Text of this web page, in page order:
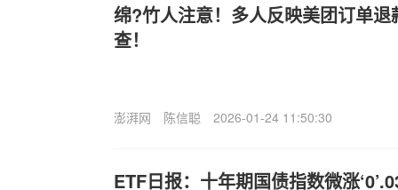
绵?竹人注意！多人反映美团订单
查！
澎湃网 陈信聪 2026-01-24 11:50:30
ETF日报：十年期国债指数微涨